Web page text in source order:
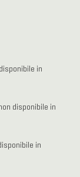
in
disponibile in
in